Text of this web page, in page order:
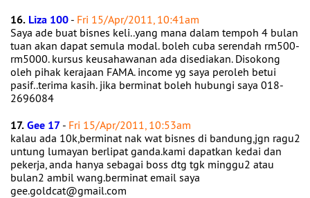
16. Liza 100 - Fri 15/Apr/2011, 10:41am
Saya ade buat bisnes keli..yang mana dalam tempoh 4 bulan
tuan akan dapat semula modal. boleh cuba serendah rm500-
rm5000. kursus keusahawanan ada disediakan. Disokong
oleh pihak kerajaan FAMA. income yg saya peroleh betui
pasif..terima kasih. jika berminat boleh hubungi saya 018-
2696084
17.Gee 17 - Fri 15/Apr/2011, 10:53am
kalau ada 10k,berminat nak wat bisnes di bandung,jgn ragu2
untung lumayan berlipat ganda.kami dapatkan kedai dan
pekerja, anda hanya sebagai boss dtg tgk minggu2 atau
bulan2 ambil wang.berminat email saya
gee.goldcat@gmail.com